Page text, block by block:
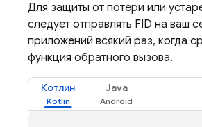
Для защиты от потери или
следует отправлять FID на ваш
приложений всякий раз, когда
функция обратного вызова.
Котлин Java